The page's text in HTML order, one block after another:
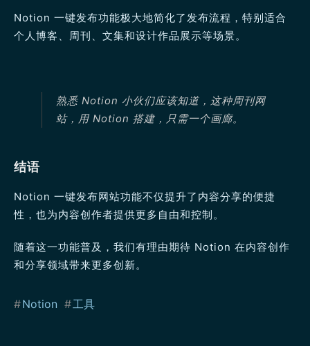
Notion 一键发布功能极大地简化了发布流程，特别适合
个人博客、周刊、文集和设计作品展示等场景。
熟悉 Notion 小伙们应该知道，这种周刊网
站，用 Notion 搭建，只需一个画廊。
结语
Notion 一键发布网站功能不仅提升了内容分享的便捷
性，也为内容创作者提供更多自由和控制。
随着这一功能普及，我们有理由期待 Notion 在内容创作
和分享领域带来更多创新。
#Notion #工具